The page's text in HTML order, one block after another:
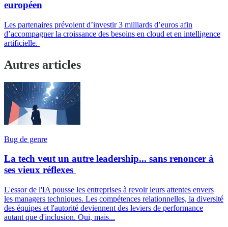
européen
Les partenaires prévoient d’investir 3 milliards d’euros afin
d’accompagner la croissance des besoins en cloud et en intelligence
artificielle.
Autres articles
Bug de genre
La tech veut un autre leadership... sans renoncer à
ses vieux réflexes
L'essor de l'IA pousse les entreprises à revoir leurs attentes envers
les managers techniques. Les compétences relationnelles, la diversité
des équipes et l'autorité deviennent des leviers de performance
autant que d'inclusion. Oui, mais...